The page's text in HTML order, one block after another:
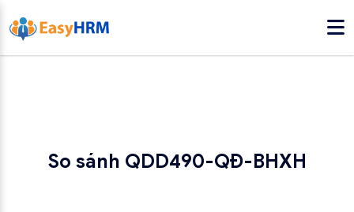
So sánh QDD490-QĐ-BHXH